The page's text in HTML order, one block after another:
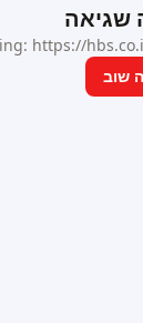
שגיאה
https://
שוב